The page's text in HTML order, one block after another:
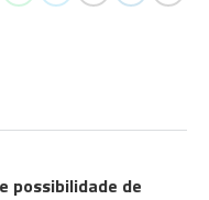
possibilidade de